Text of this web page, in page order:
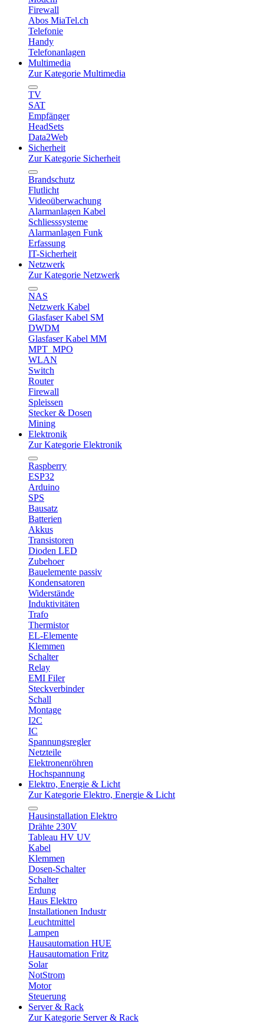
Firewall
Abos MiaTel.ch
Telefonie
Handy
Telefonanlagen
Multimedia
Zur Kategorie Multimedia
TV
SAT
Empfänger
HeadSets
Data2Web
Sicherheit
Zur Kategorie Sicherheit
Brandschutz
Flutlicht
Videoüberwachung
Alarmanlagen Kabel
Schliesssysteme
Alarmanlagen Funk
Erfassung
IT-Sicherheit
Netzwerk
Zur Kategorie Netzwerk
NAS
Netzwerk Kabel
Glasfaser Kabel SM
DWDM
Glasfaser Kabel MM
MPT_MPO
WLAN
Switch
Router
Firewall
Spleissen
Stecker & Dosen
Mining
Elektronik
Zur Kategorie Elektronik
Raspberry
ESP32
Arduino
SPS
Bausatz
Batterien
Akkus
Transistoren
Dioden LED
Zubehoer
Bauelemente passiv
Kondensatoren
Widerstände
Induktivitäten
Trafo
Thermistor
EL-Elemente
Klemmen
Schalter
Relay
EMI Filer
Steckverbinder
Schall
Montage
I2C
IC
Spannungsregler
Netzteile
Elektronenröhren
Hochspannung
Elektro, Energie & Licht
Zur Kategorie Elektro, Energie & Licht
Hausinstallation Elektro
Drähte 230V
Tableau HV UV
Kabel
Klemmen
Dosen-Schalter
Schalter
Erdung
Haus Elektro
Installationen Industr
Leuchtmittel
Lampen
Hausautomation HUE
Hausautomation Fritz
Solar
NotStrom
Motor
Steuerung
Server & Rack
Zur Kategorie Server & Rack